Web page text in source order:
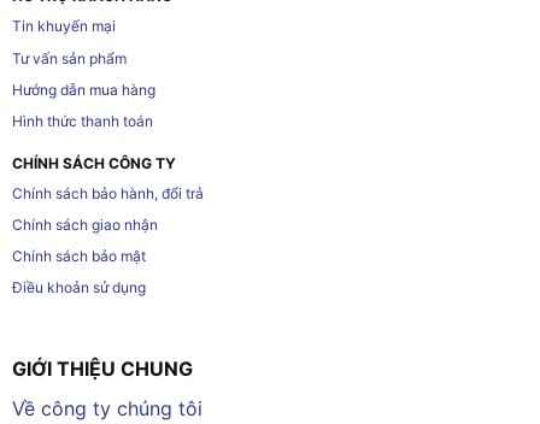
Tin khuyến mại
Tư vấn sản phẩm
Hướng dẫn mua hàng
Hình thức thanh toán
CHÍNH SÁCH CÔNG TY
Chính sách bảo hành, đổi trả
Chính sách giao nhận
Chính sách bảo mật
Điều khoản sử dụng
GIỚI THIỆU CHUNG
Về công ty chúng tôi